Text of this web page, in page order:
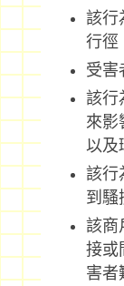
該行
行徑
受害
該行
來影
以及
該行
到騷
該商
接或
害者